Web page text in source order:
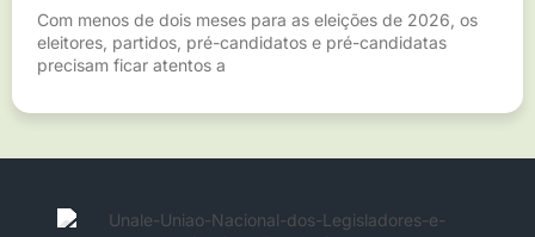
Com menos de dois meses para as eleições de 2026, os
eleitores, partidos, pré-candidatos e pré-candidatas
precisam ficar atentos a